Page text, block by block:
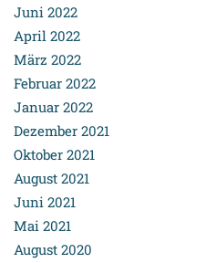
Juni 2022
April 2022
März 2022
Februar 2022
Januar 2022
Dezember 2021
Oktober 2021
August 2021
Juni 2021
Mai 2021
August 2020